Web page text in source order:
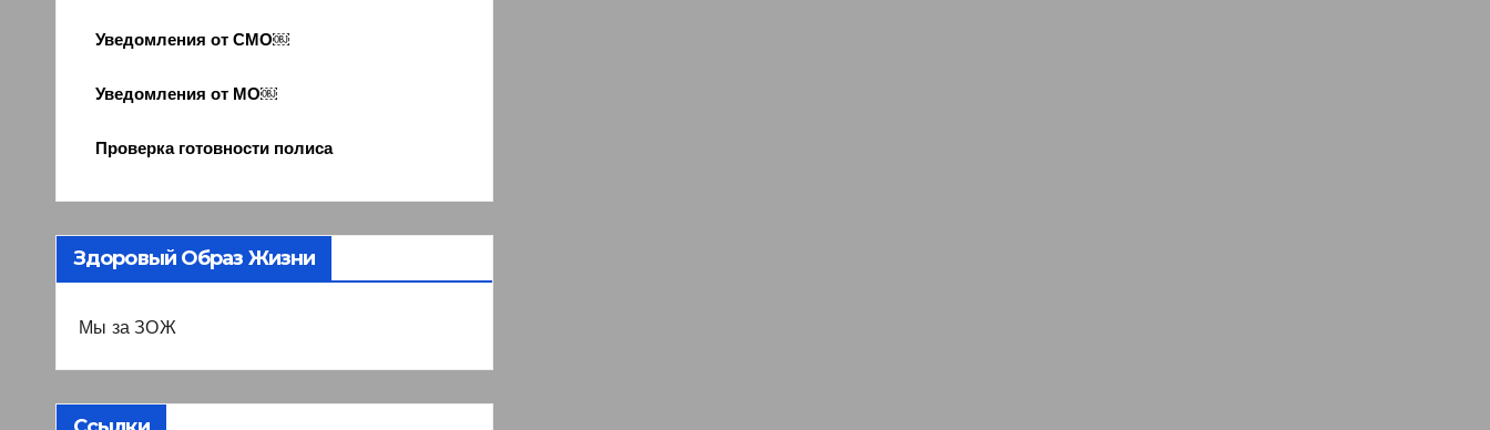
Уведомления от СМО￼
Уведомления от МО￼
Проверка готовности полиса
Здоровый Образ Жизни
Мы за ЗОЖ